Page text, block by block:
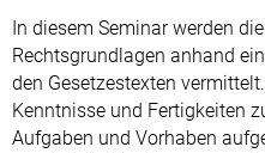
In diesem Seminar werden
Rechtsgrundlagen anhand
den Gesetzestexten
Kenntnisse und Fertigkeiten
Aufgaben und Vorhaben